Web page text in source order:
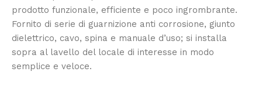
prodotto funzionale, efficiente e poco ingrombrante.
Fornito di serie di guarnizione anti corrosione, giunto
dielettrico, cavo, spina e manuale d’uso; si installa
sopra al lavello del locale di interesse in modo
semplice e veloce.